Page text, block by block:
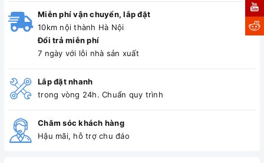
Miễn phí vận chuyển, lắp đặt
10km nội thành Hà Nội
Đổi trả miễn phí
7 ngày với lỗi nhà sản xuất
Lắp đặt nhanh
trong vòng 24h. Chuẩn quy trình
Chăm sóc khách hàng
Hậu mãi, hỗ trợ chu đáo